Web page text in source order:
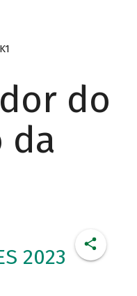
do
da
2023